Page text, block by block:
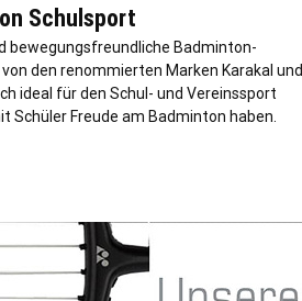
Schulsport
bewegungsfreundliche Badminton-
den renommierten Marken Karakal und
ideal für den Schul- und Vereinssport
Schüler Freude am Badminton haben.